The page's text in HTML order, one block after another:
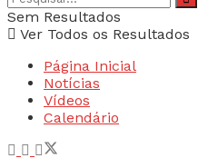
Sem Resultados
Ver Todos os Resultados
Página Inicial
Notícias
Vídeos
Calendário